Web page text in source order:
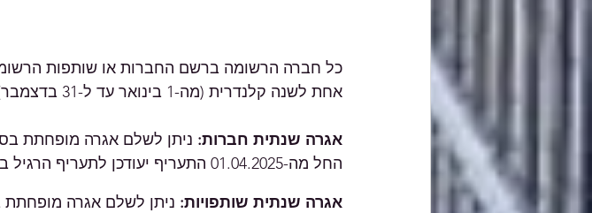
כל חברה הרשומה ברשם החברות או שותפות
אחת לשנה קלנדרית (מה-1 בינואר עד ל-31 בדצמבר).
אגרה שנתית חברות: ניתן לשלם אגרה מופחתת בסך 1,306 ש"ח עד ל-
החל מה-01.04.2025 התעריף יעודכן לתעריף הרגיל בסך של 1,734 ש"ח.
אגרה שנתית שותפויות: ניתן לשלם אגרה מופחתת בסך 1,301 ש"ח עד ל-